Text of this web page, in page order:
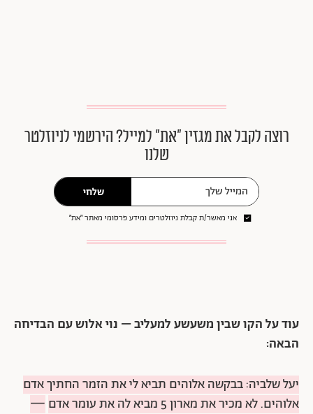
רוצה לקבל את מגזין ״את״ למייל? הירשמי לניוזלטר
שלנו
שלחי
אני מאשר/ת קבלת ניוזלטרים ומידע פרסומי מאתר ״את״
עוד על הקו שבין משעשע למעליב – נוי אלוש עם הבדיחה
הבאה:
יעל שלביה: בבקשה אלוהים תביא לי את הזמר החתיך אדם
אלוהים. לא מכיר את מארון 5 מביא לה את עומר אדם
—